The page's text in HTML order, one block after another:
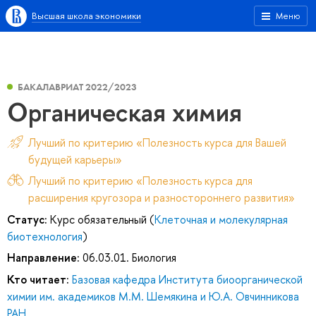
Меню
Высшая школа экономики
БАКАЛАВРИАТ 2022/2023
Органическая химия
Лучший по критерию «Полезность курса для Вашей
будущей карьеры»
Лучший по критерию «Полезность курса для
расширения кругозора и разностороннего развития»
Статус: Курс обязательный (Клеточная и молекулярная
биотехнология)
Направление: 06.03.01. Биология
Кто читает: Базовая кафедра Института биоорганической
химии им. академиков М.М. Шемякина и Ю.А. Овчинникова
РАН